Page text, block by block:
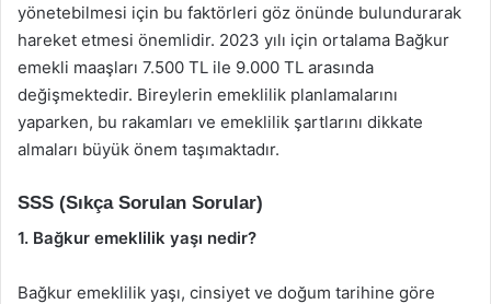
yönetebilmesi için bu faktörleri göz önünde bulundurarak
hareket etmesi önemlidir. 2023 yılı için ortalama Bağkur
emekli maaşları 7.500 TL ile 9.000 TL arasında
değişmektedir. Bireylerin emeklilik planlamalarını
yaparken, bu rakamları ve emeklilik şartlarını dikkate
almaları büyük önem taşımaktadır.
SSS (Sıkça Sorulan Sorular)
1. Bağkur emeklilik yaşı nedir?
Bağkur emeklilik yaşı, cinsiyet ve doğum tarihine göre